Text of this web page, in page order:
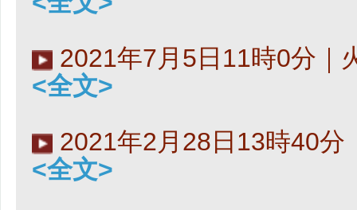
2021年7月5日11時0分｜
<全文>
2021年2月28日13時40分
<全文>